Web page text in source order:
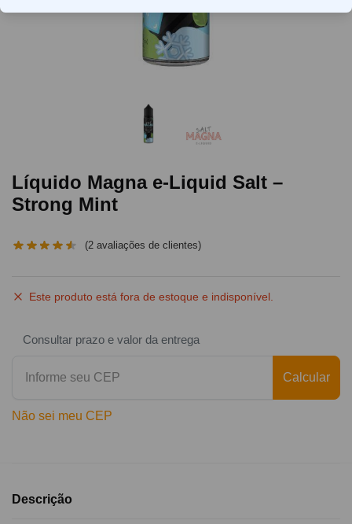
Líquido Magna e-Liquid Salt –
Strong Mint
(2 avaliações de clientes)
Este produto está fora de estoque e indisponível.
Consultar prazo e valor da entrega
Calcular
Não sei meu CEP
Descrição